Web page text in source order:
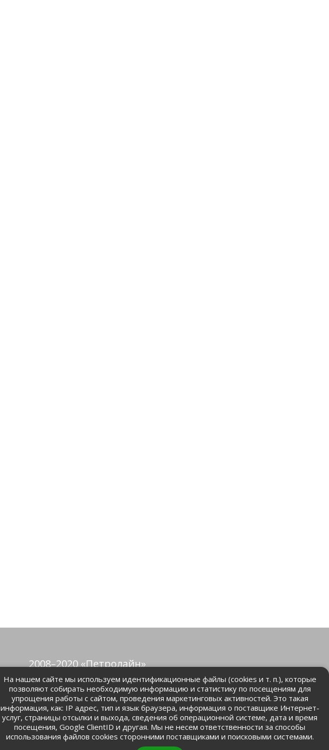
2008–2020 «Петролайн»
© Все права защищены.
petrolain@mail.ru
На нашем сайте мы используем идентификационные файлы (cookies и т. п.), которые
позволяют собирать необходимую информацию и статистику по посещениям для
упрощения работы с сайтом, проведения маркетинговых активностей. Это такая
информация, как: IP адрес, тип и язык браузера, информация о поставщике Интернет-
услуг, страницы отсылки и выхода, сведения об операционной системе, дата и время
посещения, Google ClientID и другая. Мы не несем ответственности за способы
использования файлов cookies сторонними поставщиками и поисковыми системами.